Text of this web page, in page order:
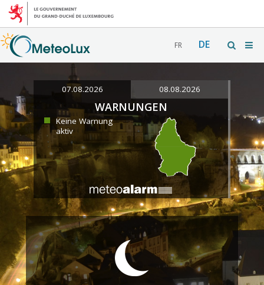
FR DE
07.08.2026 08.08.2026
WARNUNGEN
Keine Warnung
aktiv